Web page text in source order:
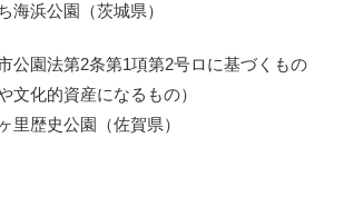
浜公園（茨城県）
公園法第2条第1項第2号ロに基づくもの
文化的資産になるもの）
歴史公園（佐賀県）